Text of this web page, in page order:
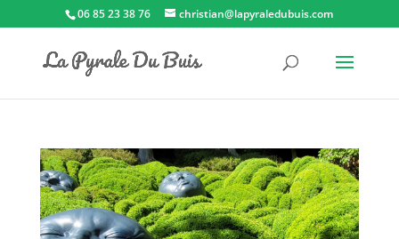
06 85 23 38 76 christian@lapyraledubuis.com